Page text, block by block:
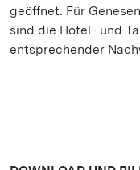
geöffnet. Für
sind die Hotel- und
entsprechender